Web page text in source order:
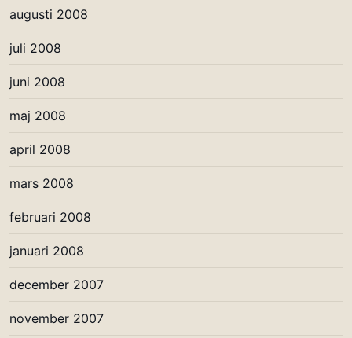
augusti 2008
juli 2008
juni 2008
maj 2008
april 2008
mars 2008
februari 2008
januari 2008
december 2007
november 2007